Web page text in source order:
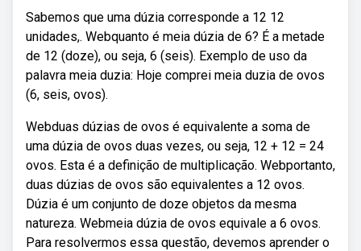
Sabemos que uma dúzia corresponde a 12 12
unidades,. Webquanto é meia dúzia de 6? É a metade
de 12 (doze), ou seja, 6 (seis). Exemplo de uso da
palavra meia duzia: Hoje comprei meia duzia de ovos
(6, seis, ovos).
Webduas dúzias de ovos é equivalente a soma de
uma dúzia de ovos duas vezes, ou seja, 12 + 12 = 24
ovos. Esta é a definição de multiplicação. Webportanto,
duas dúzias de ovos são equivalentes a 12 ovos.
Dúzia é um conjunto de doze objetos da mesma
natureza. Webmeia dúzia de ovos equivale a 6 ovos.
Para resolvermos essa questão, devemos aprender o